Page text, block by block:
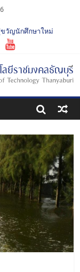
วัญนักศึกษาใหม่
“RMUTT Freshy
รสภามหาวิทยาลัย
วัญนักศึกษาใหม่